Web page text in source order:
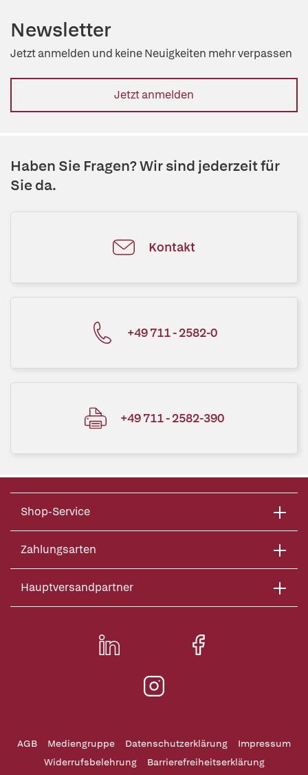
Newsletter
Jetzt anmelden und keine Neuigkeiten mehr verpassen
Jetzt anmelden
Haben Sie Fragen? Wir sind jederzeit für
Sie da.
Kontakt
+49 711 - 2582-0
+49 711 - 2582-390
Shop-Service
Zahlungsarten
Hauptversandpartner
AGB Mediengruppe Datenschutzerklärung
Impressum
Widerrufsbelehrung
Barrierefreiheitserklärung